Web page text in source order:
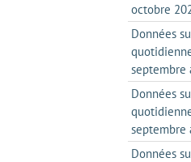
octobre
Données
septembre
Données
septembre
Données